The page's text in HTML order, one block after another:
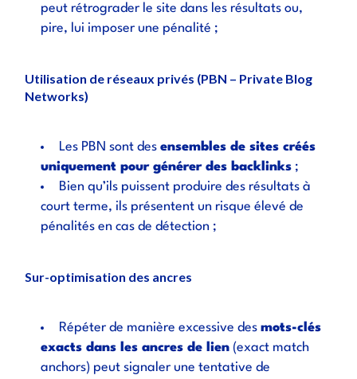
peut rétrograder le site dans les résultats ou,
pire, lui imposer une pénalité ;
Utilisation de réseaux privés (PBN – Private Blog
Networks)
Les PBN sont desensembles de sites créés
uniquement pour générer des backlinks ;
Bien qu’ils puissent produire des résultats à
court terme, ils présentent un risque élevé de
pénalités en cas de détection ;
Sur-optimisation des ancres
Répéter de manière excessive desmots-clés
exacts dans les ancres de lien (exact match
anchors) peut signaler une tentative de